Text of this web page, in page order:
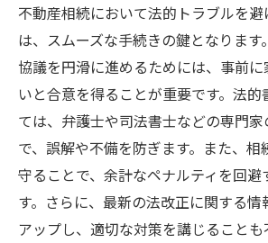
不動産相続において法的トラブルを
は、スムーズな手続きの鍵となります
協議を円滑に進めるためには、事前
いと合意を得ることが重要です。法的
ては、弁護士や司法書士などの専門
で、誤解や不備を防ぎます。また、相
守ることで、余計なペナルティを回避
す。さらに、最新の法改正に関する
アップし、適切な対策を講じること